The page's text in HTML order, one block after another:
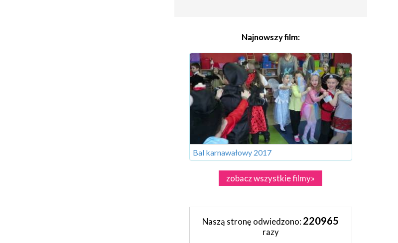
Najnowszy film:
Bal karnawałowy 2017
zobacz wszystkie filmy»
Naszą stronę odwiedzono: 220965
razy